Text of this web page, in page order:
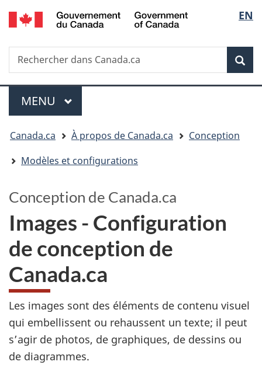
Passer
au
principal
Passer
à
version
simplifiée
langue
EN
Recherche
Rechercher
dans
Menu
MENU PRINCIPAL
êtes
ici
Canada.ca À propos de Canada.ca
Conception
Modèles et configurations
Images - Configuration
de conception de
Canada.ca
Conception de Canada.ca
Les images sont des éléments de contenu visuel
qui embellissent ou rehaussent un texte; il peut
s’agir de photos, de graphiques, de dessins ou
de diagrammes.